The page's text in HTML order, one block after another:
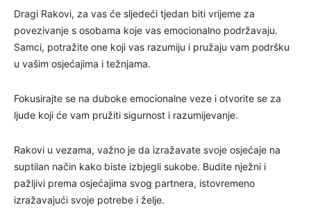
Dragi Rakovi, za vas će sljedeći tjedan biti vrijeme za
povezivanje s osobama koje vas emocionalno podržavaju.
Samci, potražite one koji vas razumiju i pružaju vam podršku
u vašim osjećajima i težnjama.
Fokusirajte se na duboke emocionalne veze i otvorite se za
ljude koji će vam pružiti sigurnost i razumijevanje.
Rakovi u vezama, važno je da izražavate svoje osjećaje na
suptilan način kako biste izbjegli sukobe. Budite nježni i
pažljivi prema osjećajima svog partnera, istovremeno
izražavajući svoje potrebe i želje.